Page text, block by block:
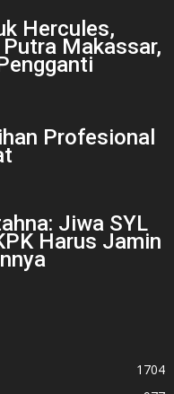
Hercules,
Makassar,
Profesional
Jiwa SYL
Harus Jamin
1704